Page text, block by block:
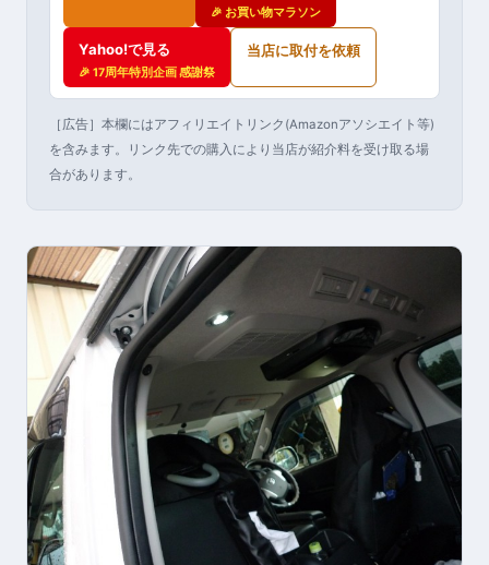
🎉 お買い物マラソン
Yahoo!で見る
🎉 17周年特別企画 感謝祭
当店に取付を依頼
［広告］本欄にはアフィリエイトリンク(Amazonアソシエイト等)
を含みます。リンク先での購入により当店が紹介料を受け取る場
合があります。